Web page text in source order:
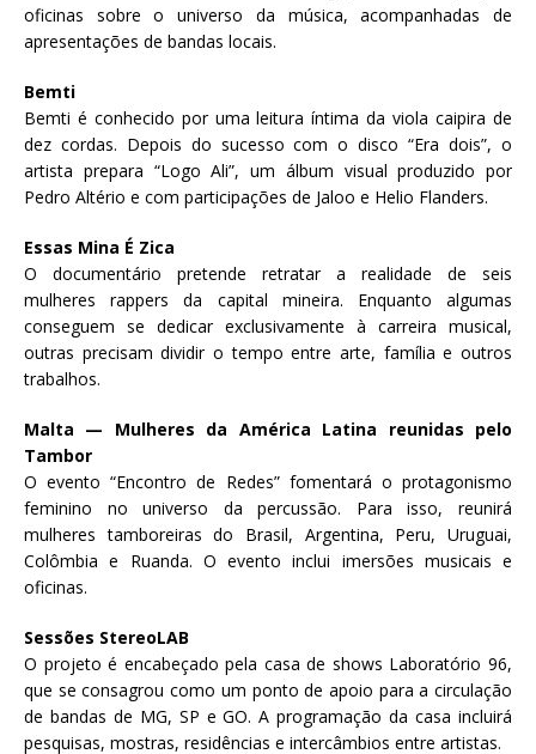
oficinas sobre o universo da música, acompanhadas de
apresentações de bandas locais.
Bemti
Bemti é conhecido por uma leitura íntima da viola caipira de
dez cordas. Depois do sucesso com o disco “Era dois”, o
artista prepara “Logo Ali”, um álbum visual produzido por
Pedro Altério e com participações de Jaloo e Helio Flanders.
Essas Mina É Zica
O documentário pretende retratar a realidade de seis
mulheres rappers da capital mineira. Enquanto algumas
conseguem se dedicar exclusivamente à carreira musical,
outras precisam dividir o tempo entre arte, família e outros
trabalhos.
Malta — Mulheres da América Latina reunidas pelo
Tambor
O evento “Encontro de Redes” fomentará o protagonismo
feminino no universo da percussão. Para isso, reunirá
mulheres tamboreiras do Brasil, Argentina, Peru, Uruguai,
Colômbia e Ruanda. O evento inclui imersões musicais e
oficinas.
Sessões StereoLAB
O projeto é encabeçado pela casa de shows Laboratório 96,
que se consagrou como um ponto de apoio para a circulação
de bandas de MG, SP e GO. A programação da casa incluirá
pesquisas, mostras, residências e intercâmbios entre artistas.